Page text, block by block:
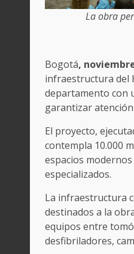
La obra
Bogotá,
infraestructura del
departamento con
garantizar
El proyecto,
contempla 10.000
espacios
especializados.
La infraestructura
destinados a la
equipos entre
desfibriladores,